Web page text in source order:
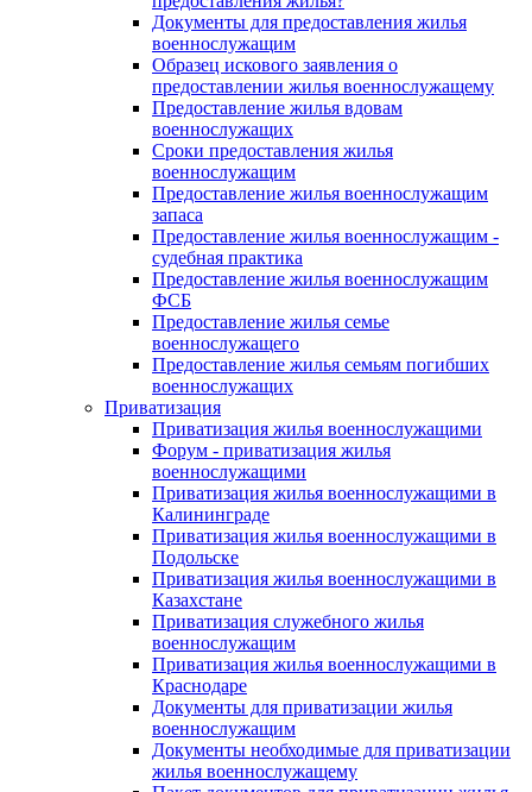
Документы для предоставления жилья
военнослужащим
Образец искового заявления о
предоставлении жилья военнослужащему
Предоставление жилья вдовам
военнослужащих
Сроки предоставления жилья
военнослужащим
Предоставление жилья военнослужащим
запаса
Предоставление жилья военнослужащим -
судебная практика
Предоставление жилья военнослужащим
ФСБ
Предоставление жилья семье
военнослужащего
Предоставление жилья семьям погибших
военнослужащих
Приватизация
Приватизация жилья военнослужащими
Форум - приватизация жилья
военнослужащими
Приватизация жилья военнослужащими в
Калининграде
Приватизация жилья военнослужащими в
Подольске
Приватизация жилья военнослужащими в
Казахстане
Приватизация служебного жилья
военнослужащим
Приватизация жилья военнослужащими в
Краснодаре
Документы для приватизации жилья
военнослужащим
Документы необходимые для приватизации
жилья военнослужащему